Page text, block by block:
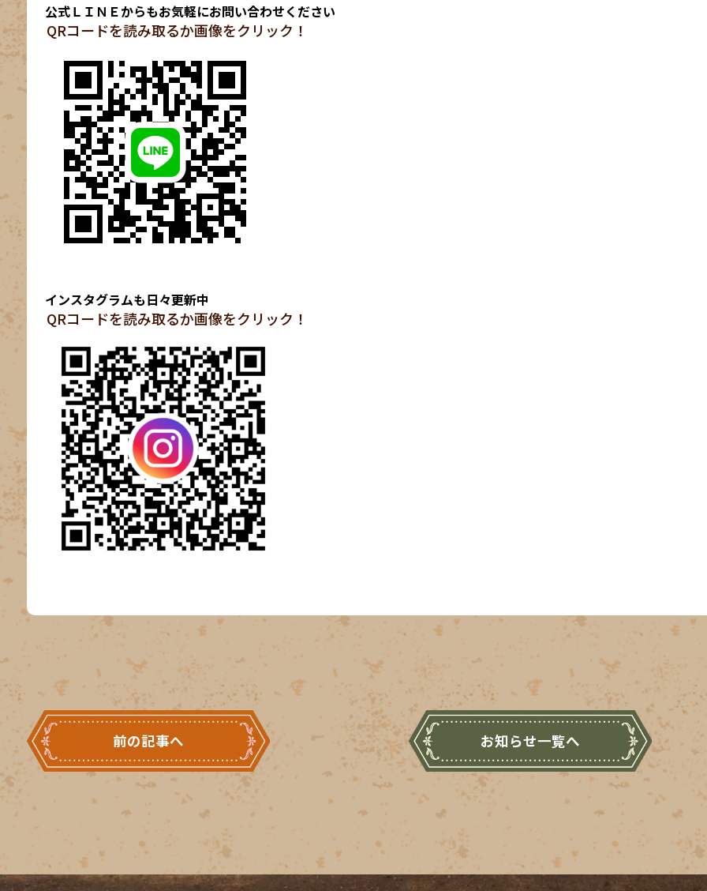
公式ＬＩＮＥからもお気軽にお問い合わせください
QRコードを読み取るか画像をクリック！
インスタグラムも日々更新中
QRコードを読み取るか画像をクリック！
前の記事へ お知らせ一覧へ